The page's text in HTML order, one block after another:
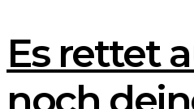
Es rettet